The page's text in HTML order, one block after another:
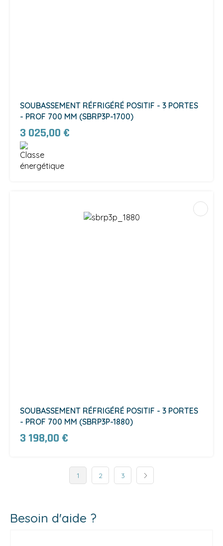
SOUBASSEMENT RÉFRIGÉRÉ POSITIF - 3 PORTES
- PROF 700 MM (SBRP3P-1700)
3 025,00 €
SOUBASSEMENT RÉFRIGÉRÉ POSITIF - 3 PORTES
- PROF 700 MM (SBRP3P-1880)
3 198,00 €
1 2 3
Besoin d'aide ?